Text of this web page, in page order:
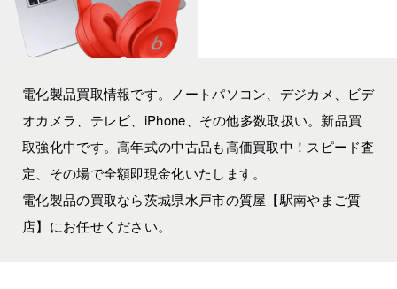
電化製品買取情報です。ノートパソコン、デジカメ、ビデ
オカメラ、テレビ、iPhone、その他多数取扱い。新品買
取強化中です。高年式の中古品も高価買取中！スピード査
定、その場で全額即現金化いたします。
電化製品の買取なら茨城県水戸市の質屋【駅南やまご質
店】にお任せください。